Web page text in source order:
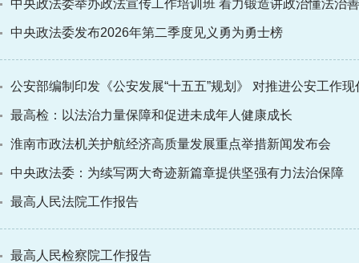
中央政法委举办政法宣传工作培训班 着力锻造讲政治懂法治
中央政法委发布2026年第二季度见义勇为勇士榜
公安部编制印发《公安发展“十五五”规划》 对推进公安工作
最高检：以法治力量保障和促进未成年人健康成长
淮南市政法机关护航经济高质量发展重点举措新闻发布会
中央政法委：为续写两大奇迹新篇章提供坚强有力法治保障
最高人民法院工作报告
最高人民检察院工作报告